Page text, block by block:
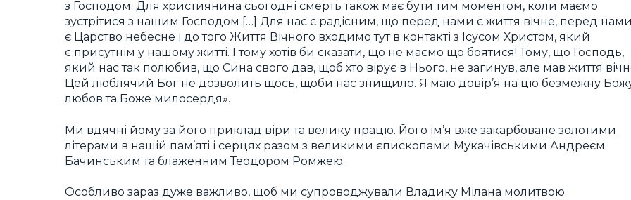
з Господом. Для християнина сьогодні смерть також має бути тим моментом, коли маємо
зустрітися з нашим Господом […] Для нас є радісним, що перед нами є життя вічне, перед нами
є Царство небесне і до того Життя Вічного входимо тут в контакті з Ісусом Христом, який
є присутнім у нашому житті. І тому хотів би сказати, що не маємо що боятися! Тому, що Господь,
який нас так полюбив, що Сина свого дав, щоб хто вірує в Нього, не загинув, але мав життя
Цей люблячий Бог не дозволить щось, щоби нас знищило. Я маю довір’я на цю безмежну
любов та Боже милосердя».
Ми вдячні йому за його приклад віри та велику працю. Його ім’я вже закарбоване золотими
літерами в нашій пам’яті і серцях разом з великими єпископами Мукачівськими Андреєм
Бачинським та блаженним Теодором Ромжею.
Особливо зараз дуже важливо, щоб ми супроводжували Владику Мілана молитвою.